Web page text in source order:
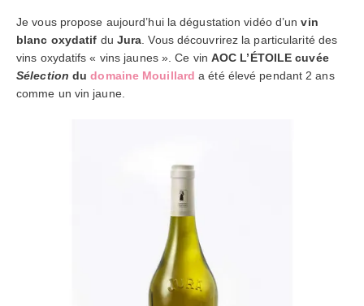
Je vous propose aujourd’hui la dégustation vidéo d’unvin
blanc oxydatif du Jura . Vous découvrirez la particularité des
vins oxydatifs « vins jaunes ». Ce vin AOC L’ÉTOILE cuvée
Sélection dudomaine Mouillard a été élevé pendant 2 ans
comme un vin jaune.